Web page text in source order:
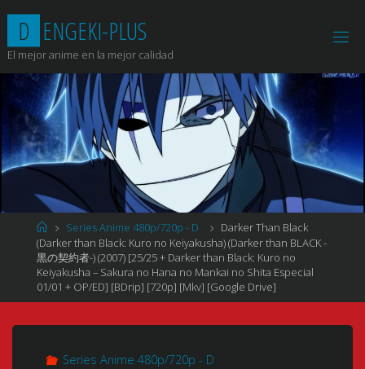
contenido
D ENGEKI-PLUS
El mejor anime en la mejor calidad
Página
de
Inicio
Series Anime 480p/720p - D
Darker Than Black
(Darker than Black: Kuro no Keiyakusha) (Darker than BLACK -
黒の契約者-) (2007) [25/25 + Darker than Black: Kuro no
Keiyakusha – Sakura no Hana no Mankai no Shita Especial
01/01 + OP/ED] [BDrip] [720p] [Mkv] [Google Drive]
Series Anime 480p/720p - D